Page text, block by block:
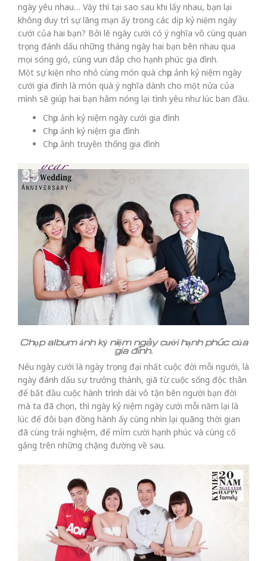
ngày yêu nhau… Vậy thì tại sao sau khi lấy nhau, bạn lại
không duy trì sự lãng mạn ấy trong các dịp kỷ niệm ngày
cưới của hai bạn? Bởi lẽ ngày cưới có ý nghĩa vô cùng quan
trọng đánh dấu những tháng ngày hai bạn bên nhau qua
mọi sóng gió, cùng vun đắp cho hạnh phúc gia đình.
Một sự kiện nho nhỏ cùng món quà chụp ảnh kỷ niệm ngày
cưới gia đình là món quà ý nghĩa dành cho một nửa của
mình sẽ giúp hai bạn hâm nóng lại tình yêu như lúc ban đầu.
Chụp ảnh kỷ niệm ngày cưới gia đình
Chụp ảnh kỷ niệm gia đình
Chụp ảnh truyền thống gia đình
Chụp album ảnh kỷ niệm ngày cưới hạnh phúc của
gia đình.
Nếu ngày cưới là ngày trọng đại nhất cuộc đời mỗi người, là
ngày đánh dấu sự trưởng thành, giã từ cuộc sống độc thân
để bắt đầu cuộc hành trình dài vô tận bên người bạn đời
mà ta đã chọn, thì ngày kỷ niệm ngày cưới mỗi năm lại là
lúc để đôi bạn đồng hành ấy cùng nhìn lại quãng thời gian
đã cùng trải nghiệm, để mỉm cười hạnh phúc và cùng cố
gắng trên những chặng đường về sau.